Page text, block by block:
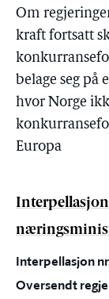
Om
kraft fortsatt
belage seg på
hvor Norge
Europa
Interpellasjon
Oversendt